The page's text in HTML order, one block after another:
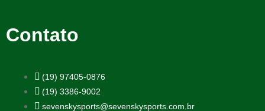
Contato
(19) 97405-0876
(19) 3386-9002
sevenskysports@sevenskysports.com.br